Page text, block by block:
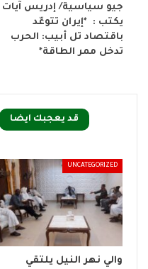
جيو سياسية/ إدريس آيات
يكتب : *إيران تتوعّد
باقتصاد تل أبيب: الحرب
تدخل ممر الطاقة*
قد يعجبك ايضا
UNCATEGORIZED
والي نهر النيل يلتقي